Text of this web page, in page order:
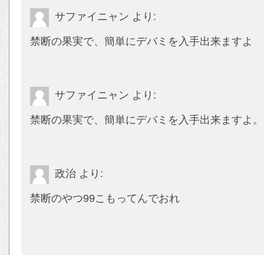
サファイニャン より:
禁断の果実で、簡単にデバミを入手出来ますよ
サファイニャン より:
禁断の果実で、簡単にデバミを入手出来ますよ。
政治 より:
禁断のやつ99こもってんでおれ